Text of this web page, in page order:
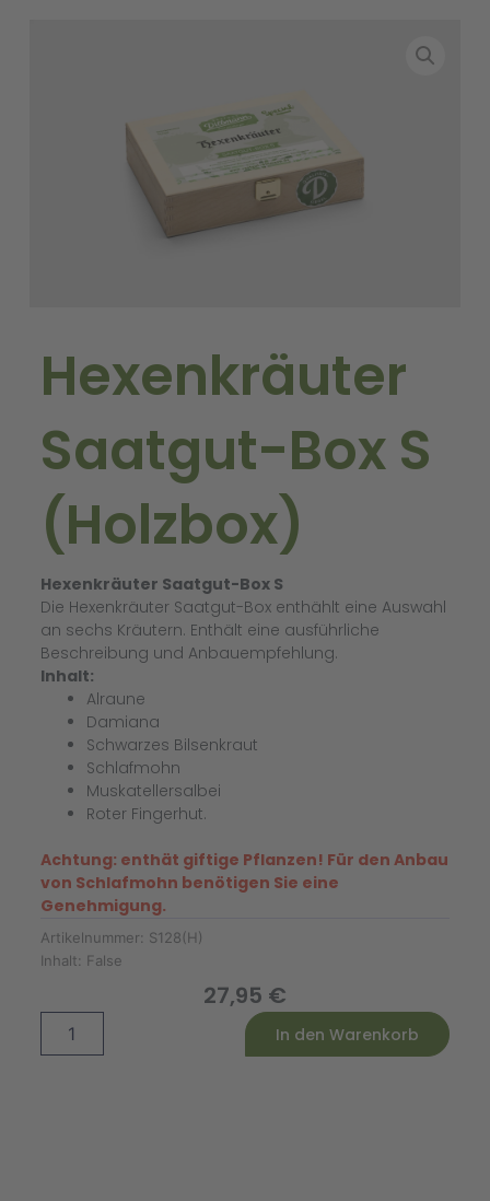
Hexenkräuter
Saatgut-Box S
(Holzbox)
Hexenkräuter Saatgut-Box S
Die Hexenkräuter Saatgut-Box enthählt eine Auswahl
an sechs Kräutern. Enthält eine ausführliche
Beschreibung und Anbauempfehlung.
Inhalt:
Alraune
Damiana
Schwarzes Bilsenkraut
Schlafmohn
Muskatellersalbei
Roter Fingerhut.
Achtung: enthät giftige Pflanzen! Für den Anbau
von Schlafmohn benötigen Sie eine
Genehmigung.
Artikelnummer: S128(H)
Inhalt: False
27,95 €
Saatgut-
In den Warenkorb
Alternative: